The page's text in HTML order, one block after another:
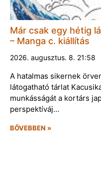
Már csak egy hétig
– Manga c. kiállítás
2026. augusztus. 8. 21:58
A hatalmas sikernek
látogatható tárlat
munkásságát a kortárs
perspektíváj…
BŐVEBBEN »